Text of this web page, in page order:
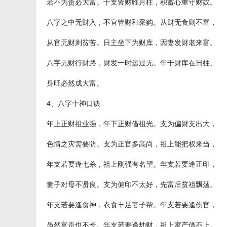
八字之中无财入，不宜管财和采购。从财无食则不富，
从官无财则贫苦。日主坐下为财库，因妻发财老来富。
八字无财行财路，财发一时运过无。年干财库在日柱、
身旺必然成大富。
4、八字十神口诀
年上正财祖业强，年下正财借祖光。支为偏财支出大，
色情之灾需要防。支为正官多高尚，祖上能把权来当，
年支若要逢七杀，祖上刚强有名望。年支若要逢正印，
妻子对母不贤良。支为偏印不太好，先富后贫祖飘荡。
年支若要逢食神，衣食丰足妻子帮。年支若要逢伤官，
虽然富贵也不长。年支若要逢劫财，祖上家产借不上。